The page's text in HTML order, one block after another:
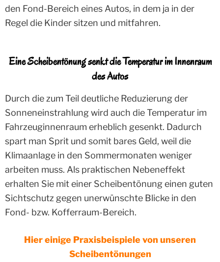
den Fond-Bereich eines Autos, in dem ja in der
Regel die Kinder sitzen und mitfahren.
Eine Scheibentönung senkt die Temperatur im Innenraum
des Autos
Durch die zum Teil deutliche Reduzierung der
Sonneneinstrahlung wird auch die Temperatur im
Fahrzeuginnenraum erheblich gesenkt. Dadurch
spart man Sprit und somit bares Geld, weil die
Klimaanlage in den Sommermonaten weniger
arbeiten muss. Als praktischen Nebeneffekt
erhalten Sie mit einer Scheibentönung einen guten
Sichtschutz gegen unerwünschte Blicke in den
Fond- bzw. Kofferraum-Bereich.
Hier einige Praxisbeispiele von unseren
Scheibentönungen